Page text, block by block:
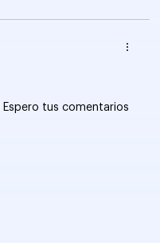
tus comentarios